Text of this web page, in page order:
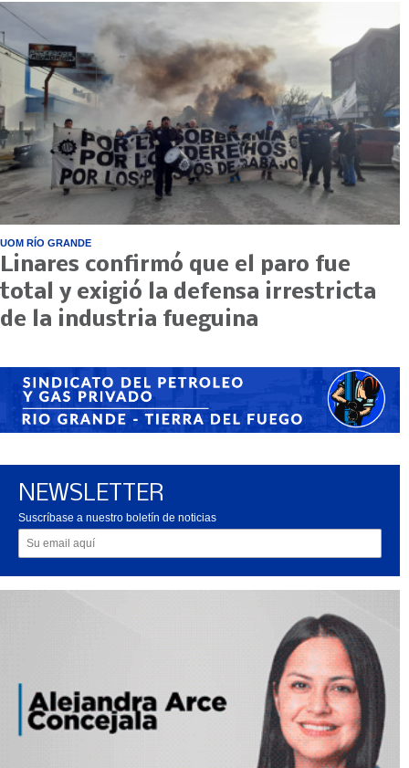
UOM RÍO GRANDE
Linares confirmó que el paro fue
total y exigió la defensa irrestricta
de la industria fueguina
NEWSLETTER
Suscríbase a nuestro boletín de noticias